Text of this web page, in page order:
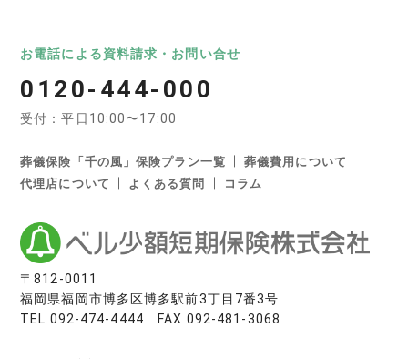
いいお墓 Life.（ライフドット） いいお墓-永代供養墓版
いいお墓-ペット霊園版 樹木葬なび
寺院墓地.com 優良墓石・石材店ガイド
お墓の引越し＆墓じまいくん
いい葬儀 いいお坊さん
日本最大級の仏壇仏具総合サイト「いい仏壇」
いい仏壇
お電話による資料請求・お問い合せ
0120-444-000
受付：平日10:00〜17:00
葬儀保険「千の風」保険プラン一覧
葬儀費用について
代理店について
よくある質問 コラム
〒812-0011
福岡県福岡市博多区博多駅前3丁目7番3号
TEL 092-474-4444 FAX 092-481-3068